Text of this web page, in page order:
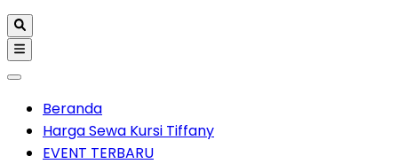
Beranda
Harga Sewa Kursi Tiffany
EVENT TERBARU